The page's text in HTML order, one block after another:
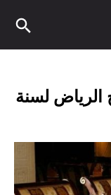
الرياض لسنة